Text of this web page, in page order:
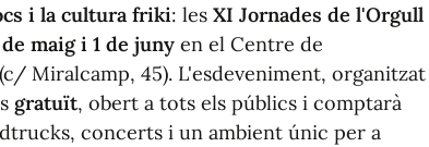
i la cultura friki: les XI Jornades de l'Orgull
de maig i 1 de juny en el Centre de
Miralcamp, 45). L'esdeveniment, organitzat
gratuït, obert a tots els públics i comptarà
concerts i un ambient únic per a